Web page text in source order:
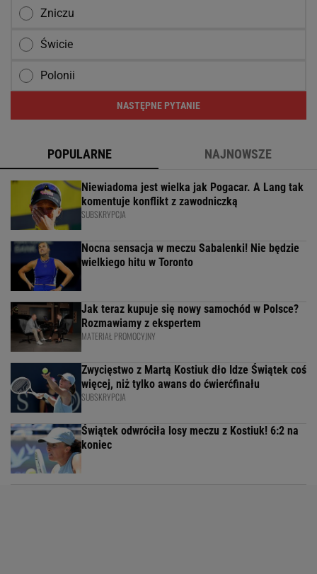
Zniczu
Świcie
Polonii
NASTĘPNE PYTANIE
POPULARNE NAJNOWSZE
Niewiadoma jest wielka jak Pogacar. A Lang tak
komentuje konflikt z zawodniczką
SUBSKRYPCJA
Nocna sensacja w meczu Sabalenki! Nie będzie
wielkiego hitu w Toronto
Jak teraz kupuje się nowy samochód w Polsce?
Rozmawiamy z ekspertem
MATERIAŁ PROMOCYJNY
Zwycięstwo z Martą Kostiuk dło Idze Świątek coś
więcej, niż tylko awans do ćwierćfinału
SUBSKRYPCJA
Świątek odwróciła losy meczu z Kostiuk! 6:2 na
koniec